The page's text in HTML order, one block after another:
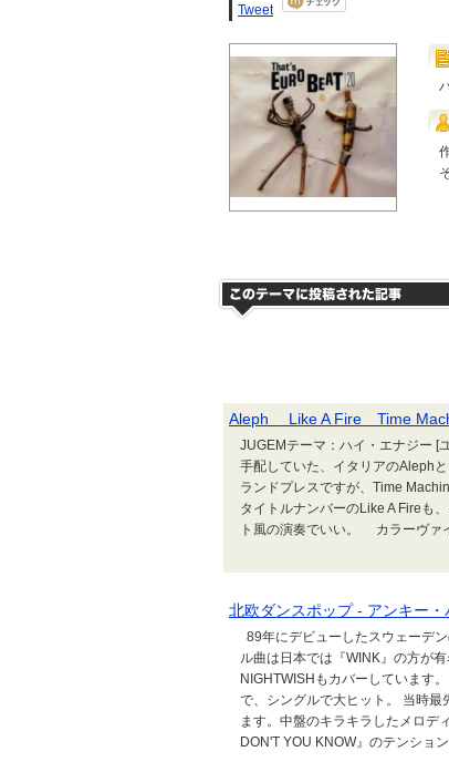
Tweet
Aleph Like A Fire Time
JUGEMテーマ：ハイ・エナジー [
手配していた、イタリアのAleph
ランドプレスですが、Time
タイトルナンバーのLike A Fireも
ト風の演奏でいい。 カラーヴァ
北欧ダンスポップ - アンキー・
89年にデビューしたスウェーデ
ル曲は日本では『WINK』の方が
NIGHTWISHもカバーしています
で、シングルで大ヒット。 当時
ます。中盤のキラキラしたメロデ
DON'T YOU KNOW』のテンショ